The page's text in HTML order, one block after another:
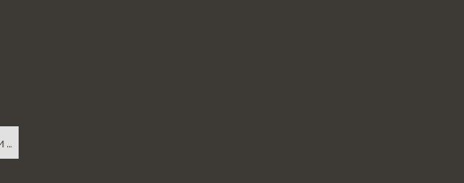
Назад на почетну страницу